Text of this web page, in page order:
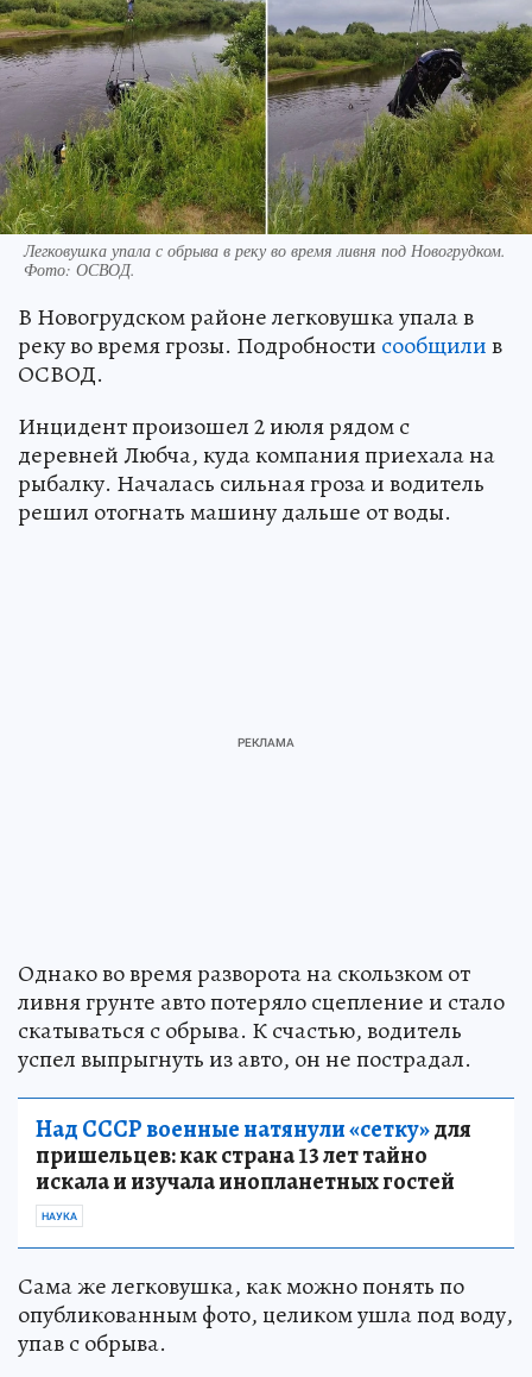
Легковушка упала с обрыва в реку во время ливня под Новогрудком.
Фото: ОСВОД.
В Новогрудском районе легковушка упала в
реку во время грозы. Подробности сообщилив
ОСВОД.
Инцидент произошел 2 июля рядом с
деревней Любча, куда компания приехала на
рыбалку. Началась сильная гроза и водитель
решил отогнать машину дальше от воды.
Однако во время разворота на скользком от
ливня грунте авто потеряло сцепление и стало
скатываться с обрыва. К счастью, водитель
успел выпрыгнуть из авто, он не пострадал.
Над СССР военные натянули «сетку»для
пришельцев: как страна 13 лет тайно
искала и изучала инопланетных гостей
НАУКА
Сама же легковушка, как можно понять по
опубликованным фото, целиком ушла под воду,
упав с обрыва.